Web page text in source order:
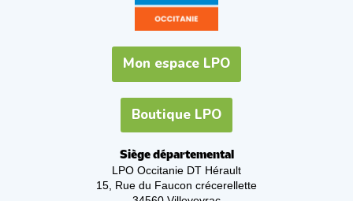
Mon espace LPO
Boutique LPO
Siège départemental
LPO Occitanie DT Hérault
15, Rue du Faucon crécerellette